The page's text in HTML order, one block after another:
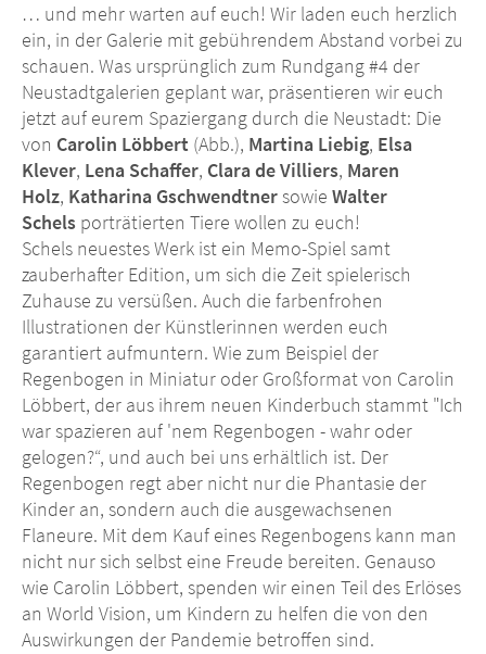
… und mehr warten auf euch! Wir laden euch herzlich
ein, in der Galerie mit gebührendem Abstand vorbei zu
schauen. Was ursprünglich zum Rundgang #4 der
Neustadtgalerien geplant war, präsentieren wir euch
jetzt auf eurem Spaziergang durch die Neustadt: Die
von Carolin Löbbert (Abb.), Martina Liebig, Elsa
Klever, Lena Schaffer, Clara de Villiers, Maren
Holz, Katharina Gschwendtnersowie Walter
Schels porträtierten Tiere wollen zu euch!
Schels neuestes Werk ist ein Memo-Spiel samt
zauberhafter Edition, um sich die Zeit spielerisch
Zuhause zu versüßen. Auch die farbenfrohen
Illustrationen der Künstlerinnen werden euch
garantiert aufmuntern. Wie zum Beispiel der
Regenbogen in Miniatur oder Großformat von Carolin
Löbbert, der aus ihrem neuen Kinderbuch stammt "Ich
war spazieren auf 'nem Regenbogen - wahr oder
gelogen?“, und auch bei uns erhältlich ist. Der
Regenbogen regt aber nicht nur die Phantasie der
Kinder an, sondern auch die ausgewachsenen
Flaneure. Mit dem Kauf eines Regenbogens kann man
nicht nur sich selbst eine Freude bereiten. Genauso
wie Carolin Löbbert, spenden wir einen Teil des Erlöses
an World Vision, um Kindern zu helfen die von den
Auswirkungen der Pandemie betroffen sind.